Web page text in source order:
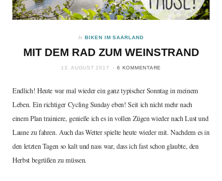
In BIKEN IM SAARLAND
MIT DEM RAD ZUM WEINSTRAND
13. AUGUST 2017 6 KOMMENTARE
Endlich! Heute war mal wieder ein ganz typischer Sonntag in meinem
Leben. Ein richtiger Cycling Sunday eben! Seit ich nicht mehr nach
einem Plan trainiere, genieße ich es in vollen Zügen wieder nach Lust und
Laune zu fahren. Auch das Wetter spielte heute wieder mit. Nachdem es in
den letzten Tagen so kalt und nass war, dass ich fast schon glaubte, den
Herbst begrüßen zu müssen.